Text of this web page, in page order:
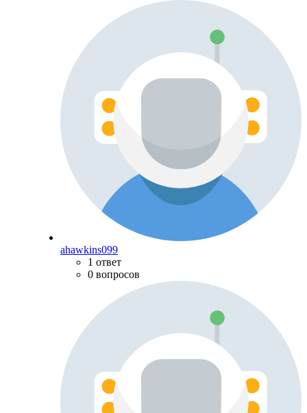
ahawkins099
1 ответ
0 вопросов